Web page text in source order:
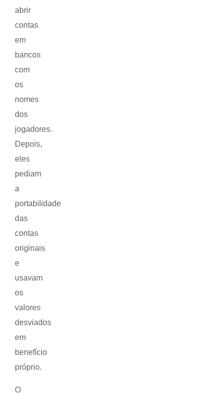
abrir
contas
em
bancos
com
os
nomes
dos
jogadores.
Depois,
eles
pediam
a
portabilidade
das
contas
originais
e
usavam
os
valores
desviados
em
benefício
próprio.
O